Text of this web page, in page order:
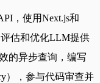
，使用Next.js和
估和优化LLM提供
的异步查询，编写
），参与代码审查并